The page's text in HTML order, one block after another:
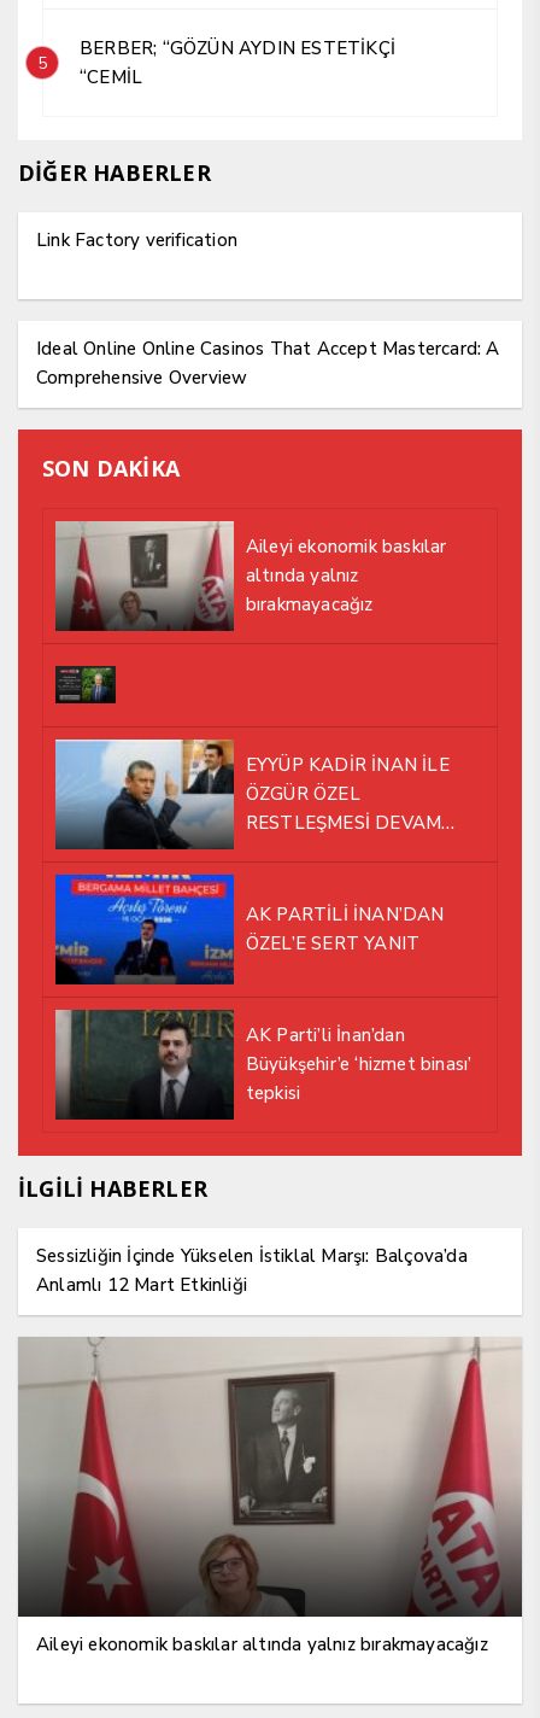
5
BERBER; “GÖZÜN AYDIN ESTETİKÇİ
“CEMİL
DİĞER HABERLER
Link Factory verification
Ideal Online Online Casinos That Accept Mastercard: A
Comprehensive Overview
SON DAKİKA
Aileyi ekonomik baskılar
altında yalnız
bırakmayacağız
EYYÜP KADİR İNAN İLE
ÖZGÜR ÖZEL
RESTLEŞMESİ DEVAM
AK PARTİLİ İNAN’DAN
ÖZEL’E SERT YANIT
AK Parti’li İnan’dan
Büyükşehir’e ‘hizmet binası’
tepkisi
İLGİLİ HABERLER
Sessizliğin İçinde Yükselen İstiklal Marşı: Balçova’da
Anlamlı 12 Mart Etkinliği
Aileyi ekonomik baskılar altında yalnız bırakmayacağız